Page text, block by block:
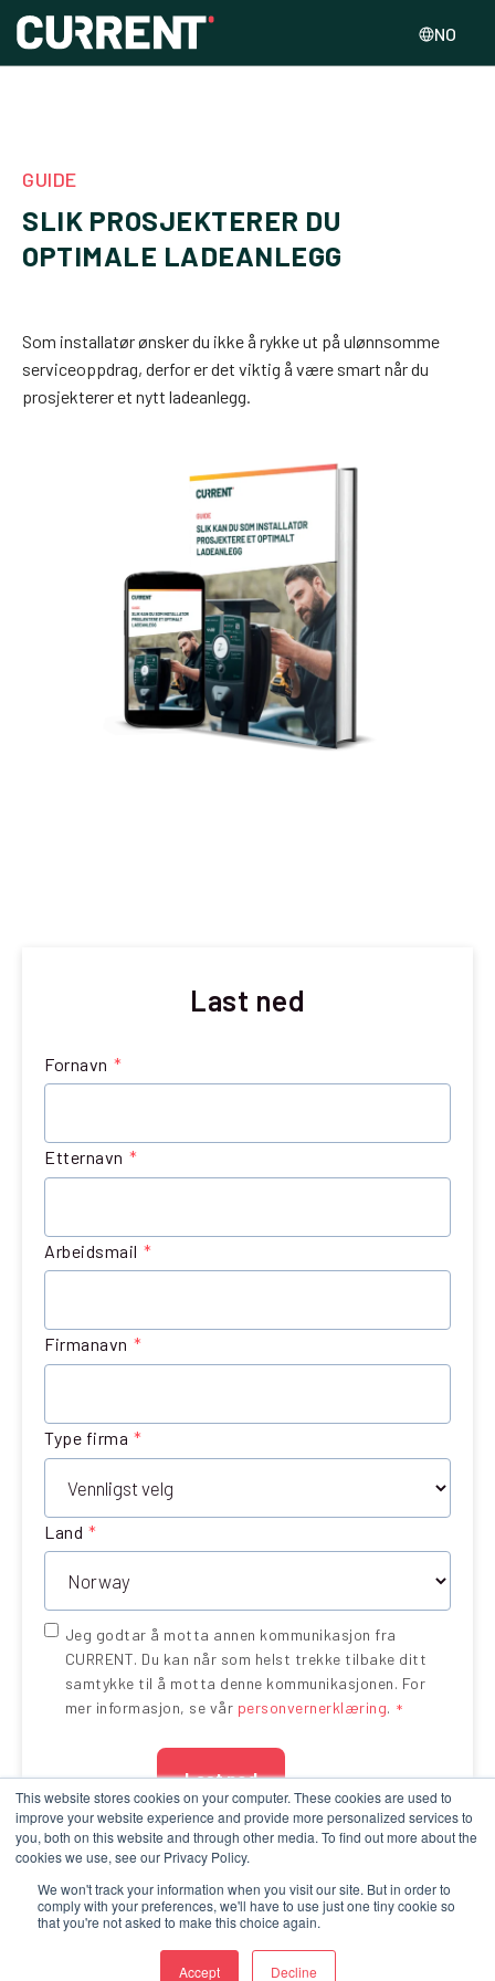
This website stores cookies on your computer. These cookies are used to
improve your website experience and provide more personalized services to
you, both on this website and through other media. To find out more about the
cookies we use, see our Privacy Policy.
We won't track your information when you visit our site. But in order to
comply with your preferences, we'll have to use just one tiny cookie so
that you're not asked to make this choice again.
Accept Decline
NO
GUIDE
SLIK PROSJEKTERER DU
OPTIMALE LADEANLEGG
Som installatør ønsker du ikke å rykke ut på ulønnsomme
serviceoppdrag, derfor er det viktig å være smart når du
prosjekterer et nytt ladeanlegg.
Last ned
Fornavn *
Etternavn *
Arbeidsmail *
Firmanavn *
Type firma *
Land *
Jeg godtar å motta annen kommunikasjon fra
CURRENT. Du kan når som helst trekke tilbake ditt
samtykke til å motta denne kommunikasjonen. For
mer informasjon, se vår personvernerklæring. *
Terms of UseCookie Policy